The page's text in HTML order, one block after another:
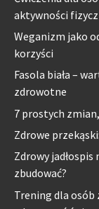
aktywności
Weganizm jako
korzyści
Fasola biała –
zdrowotne
7 prostych
Zdrowe
Zdrowy
zbudować?
Trening dla